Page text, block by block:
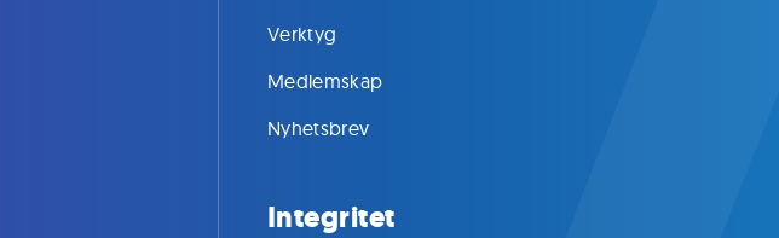
Verktyg
Medlemskap
Nyhetsbrev
Integritet